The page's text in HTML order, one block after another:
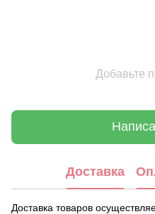
Добавьте
Доставка
Доставка товаров